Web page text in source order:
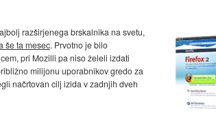
razširjenega brskalnika na svetu,
še ta mesec. Prvotno je bilo
pri Mozilli pa niso želeli izdati
milijonu uporabnikov gredo za
načrtovan cilj izida v zadnjih dveh